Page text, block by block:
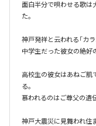
面白半分で唄わせる歌は
た。
神戸発祥と云われる「カ
中学生だった彼女の絶好
高校生の彼女はあねご肌
る。
慕われるのはご尊父の遺
神戸大震災に見舞われ住